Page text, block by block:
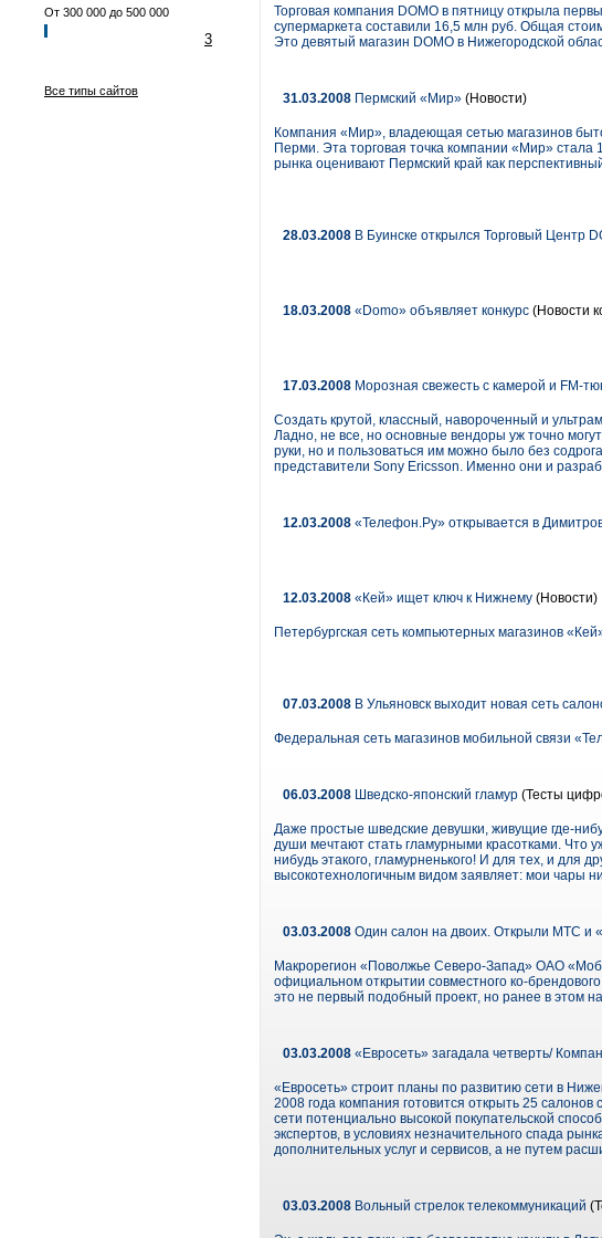
От 300 000 до 500 000
3
Все типы сайтов
Торговая компания DOMO в пятницу открыла
супермаркета составили 16,5 млн руб. Общая
Это девятый магазин DOMO в Нижегородской
31.03.2008 Пермский «Мир» (Новости)
Компания «Мир», владеющая сетью магазинов
Перми. Эта торговая точка компании «Мир»
рынка оценивают Пермский край как
28.03.2008 В Буинске открылся Торговый Центр
18.03.2008 «Domo» объявляет конкурс (Новости
17.03.2008 Морозная свежесть с камерой и FM-
Создать крутой, классный, навороченный и
Ладно, не все, но основные вендоры уж точно
руки, но и пользоваться им можно было без
представители Sony Ericsson. Именно они и
12.03.2008 «Телефон.Ру» открывается в
12.03.2008 «Кей» ищет ключ к Нижнему (Новости)
Петербургская сеть компьютерных магазинов
07.03.2008 В Ульяновск выходит новая сеть
Федеральная сеть магазинов мобильной связи
06.03.2008 Шведско-японский гламур (Тесты
Даже простые шведские девушки, живущие где-
души мечтают стать гламурными красотками. Что
нибудь этакого, гламурненького! И для тех, и для
высокотехнологичным видом заявляет: мои чары
03.03.2008 Один салон на двоих. Открыли МТС и
Макрорегион «Поволжье Северо-Запад» ОАО
официальном открытии совместного ко-
это не первый подобный проект, но ранее в этом
03.03.2008 «Евросеть» загадала четверть/
«Евросеть» строит планы по развитию сети в
2008 года компания готовится открыть 25
сети потенциально высокой покупательской
экспертов, в условиях незначительного спада
дополнительных услуг и сервисов, а не путем
03.03.2008 Вольный стрелок телекоммуникаций